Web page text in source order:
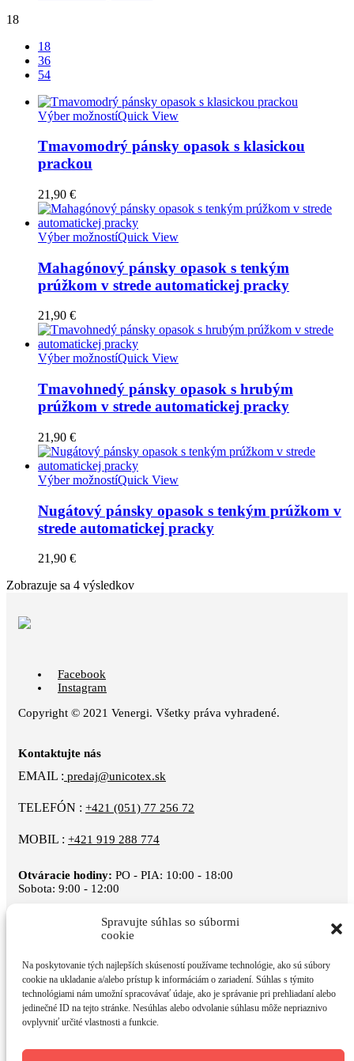
Spravujte súhlas so súbormi
cookie
Na poskytovanie tých najlepších skúseností používame technológie, ako sú súbory
cookie na ukladanie a/alebo prístup k informáciám o zariadení. Súhlas s týmito
technológiami nám umožní spracovávať údaje, ako je správanie pri prehliadaní alebo
jedinečné ID na tejto stránke. Nesúhlas alebo odvolanie súhlasu môže nepriaznivo
ovplyvniť určité vlastnosti a funkcie.
18
18
36
54
Výber možnostíQuick View
Tmavomodrý pánsky opasok s klasickou
prackou
21,90 €
Výber možnostíQuick View
Mahagónový pánsky opasok s tenkým
prúžkom v strede automatickej pracky
21,90 €
Výber možnostíQuick View
Tmavohnedý pánsky opasok s hrubým
prúžkom v strede automatickej pracky
21,90 €
Výber možnostíQuick View
Nugátový pánsky opasok s tenkým prúžkom v
strede automatickej pracky
21,90 €
Zobrazuje sa 4 výsledkov
Facebook
Instagram
Copyright © 2021 Venergi. Všetky práva vyhradené.
Kontaktujte nás
EMAIL : predaj@unicotex.sk
TELEFÓN : +421 (051) 77 256 72
MOBIL : +421 919 288 774
Otváracie hodiny: PO - PIA: 10:00 - 18:00
Sobota: 9:00 - 12:00
Informácie
Doprava a platba
Obchodné podmienky